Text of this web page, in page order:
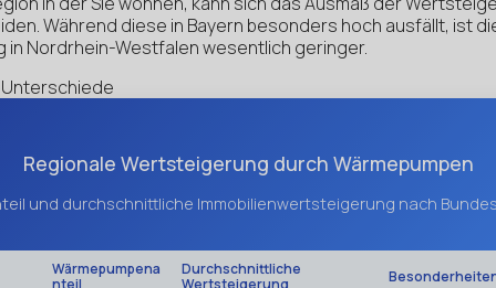
Während diese in Bayern besonders hoch ausfällt, ist
in Nordrhein-Westfalen wesentlich geringer.
Regionale Wertsteigerung durch Wärmepumpen
und durchschnittliche Immobilienwertsteigerung nach
Wärmepumpena
nteil
Durchschnittliche
Wertsteigerung